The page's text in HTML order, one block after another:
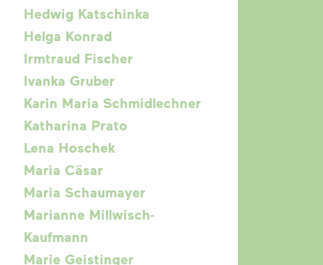
Hedwig Katschinka
Helga Konrad
Irmtraud Fischer
Ivanka Gruber
Karin Maria Schmidlechner
Katharina Prato
Lena Hoschek
Maria Cäsar
Maria Schaumayer
Marianne Millwisch-
Kaufmann
Marie Geistinger